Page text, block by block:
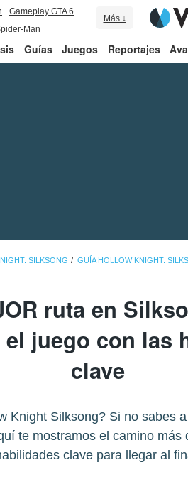
Gameplay GTA 6
Man
Más ↓
Guías Juegos Reportajes
SILKSONG GUÍA HOLLOW KNIGHT:
ruta en
juego con las
clave
Knight Silksong? Si no sabes
te mostramos el camino más
clave para llegar al